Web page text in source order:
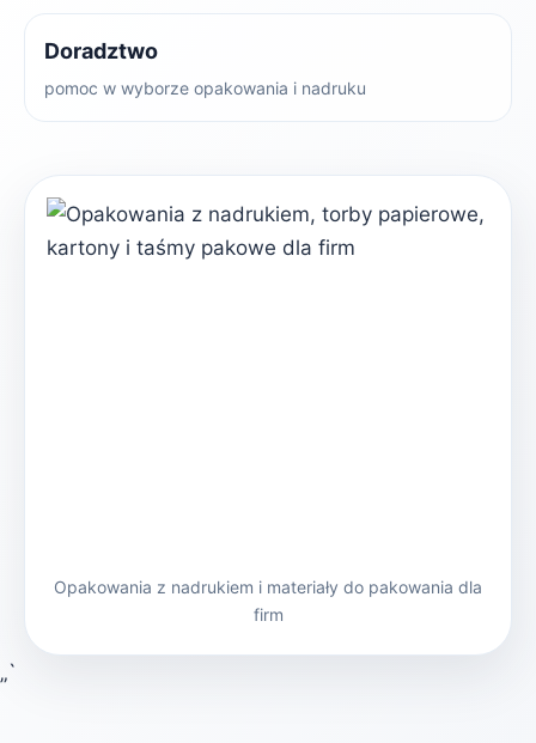
Doradztwo
pomoc w wyborze opakowania i nadruku
Opakowania z nadrukiem i materiały do pakowania dla
firm
„`